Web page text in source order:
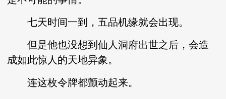
七天时间一到，五品机缘就会出现。
但是他也没想到仙人洞府出世之后，会造
成如此惊人的天地异象。
连这枚令牌都颤动起来。